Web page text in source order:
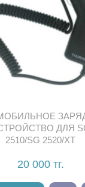
ДЛЯ
2510/SG 2520/XT
20 000 тг.